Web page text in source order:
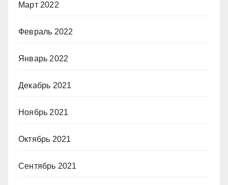
Март 2022
Февраль 2022
Январь 2022
Декабрь 2021
Ноябрь 2021
Октябрь 2021
Сентябрь 2021